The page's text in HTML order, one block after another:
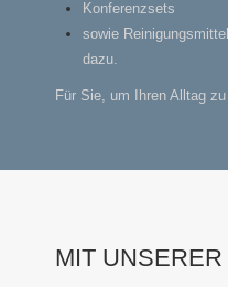
Konferenzsets
sowie
dazu.
Für Sie, um Ihren Alltag
MIT